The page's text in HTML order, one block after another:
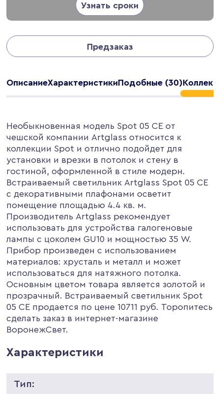
Узнать сроки
Предзаказ
ОписаниеХарактеристикиПодобные (30)
Необыкновенная модель Spot 05 CE от
чешской компании Artglass относится к
коллекции Spot и отлично подойдет для
установки и врезки в потолок и стену в
гостиной, оформленной в стиле модерн.
Встраиваемый светильник Artglass Spot 05 CE
с декоративными плафонами осветит
помещение площадью 4.4 кв. м.
Производитель Artglass рекомендует
использовать для устройства галогеновые
лампы с цоколем GU10 и мощностью 35 W.
Прибор произведен с использованием
материалов: хрусталь и металл и может
использоваться для натяжного потолка.
Основным цветом товара является золотой и
прозрачный. Встраиваемый светильник Spot
05 CE продается по цене 10711 руб. Торопитесь
сделать заказ в интернет-магазине
ВоронежСвет.
Характеристики
Тип: